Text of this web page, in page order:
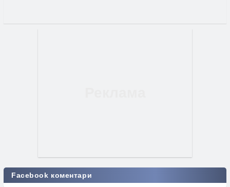
Facebook коментари